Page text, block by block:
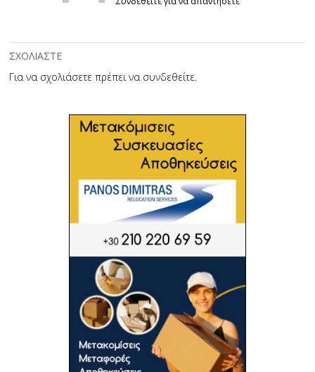
ΣΧΟΛΙΑΣΤΕ
Για να σχολιάσετε πρέπει να συνδεθείτε.